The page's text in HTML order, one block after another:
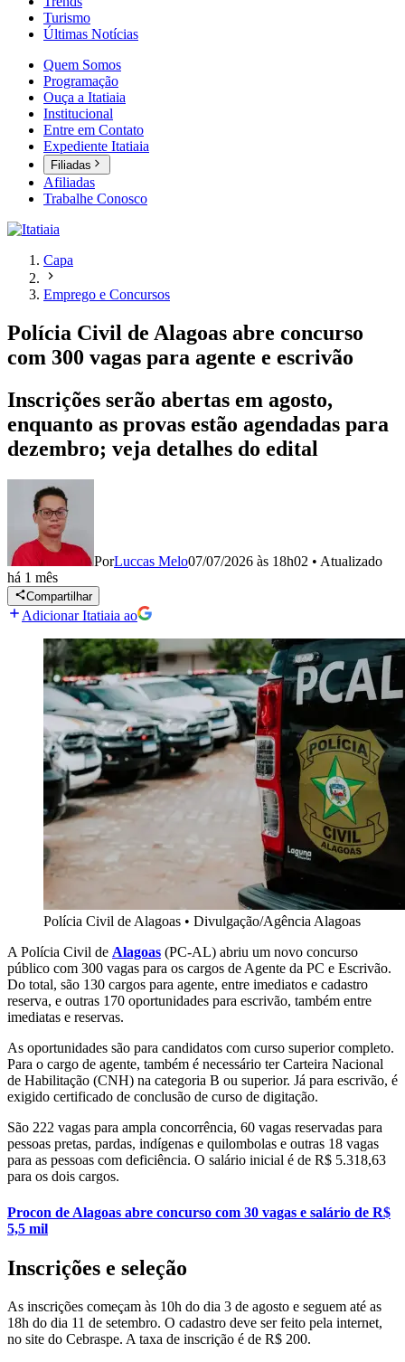
Turismo
Últimas Notícias
Quem Somos
Programação
Ouça a Itatiaia
Institucional
Entre em Contato
Expediente Itatiaia
Filiadas
Afiliadas
Trabalhe Conosco
Capa
Emprego e Concursos
Polícia Civil de Alagoas abre concurso
com 300 vagas para agente e escrivão
Inscrições serão abertas em agosto,
enquanto as provas estão agendadas para
dezembro; veja detalhes do edital
PorLuccas Melo07/07/2026 às 18h02 • Atualizado
há 1 mês
Compartilhar
Adicionar Itatiaia ao
Polícia Civil de Alagoas • Divulgação/Agência Alagoas
A Polícia Civil de Alagoas (PC-AL) abriu um novo concurso
público com 300 vagas para os cargos de Agente da PC e Escrivão.
Do total, são 130 cargos para agente, entre imediatos e cadastro
reserva, e outras 170 oportunidades para escrivão, também entre
imediatas e reservas.
As oportunidades são para candidatos com curso superior completo.
Para o cargo de agente, também é necessário ter Carteira Nacional
de Habilitação (CNH) na categoria B ou superior. Já para escrivão, é
exigido certificado de conclusão de curso de digitação.
São 222 vagas para ampla concorrência, 60 vagas reservadas para
pessoas pretas, pardas, indígenas e quilombolas e outras 18 vagas
para as pessoas com deficiência. O salário inicial é de R$ 5.318,63
para os dois cargos.
Procon de Alagoas abre concurso com 30 vagas e salário de R$
5,5 mil
Inscrições e seleção
As inscrições começam às 10h do dia 3 de agosto e seguem até as
18h do dia 11 de setembro. O cadastro deve ser feito pela internet,
no site do Cebraspe. A taxa de inscrição é de R$ 200.